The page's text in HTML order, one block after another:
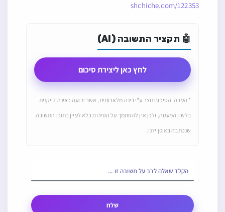
shchiche.com/122353
🤖 תקציר התשובה (AI)
לחץ כאן ליצירת סיכום
* הערה: הסיכום נוצר ע"י בינה מלאכותית, אשר ידועה כאינה דייקנית
בלשון המעטה, ולכן אין להסתמך על הסיכום בלא לעיין בתוכן התשובה
שנכתבה באופן ידני.
שלח